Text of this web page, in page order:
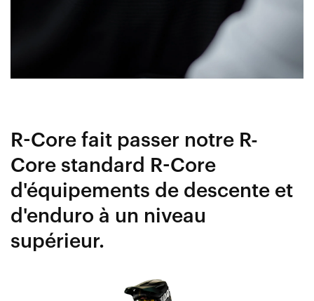
R-Core fait passer notre R-
Core standard R-Core
d'équipements de descente et
d'enduro à un niveau
supérieur.